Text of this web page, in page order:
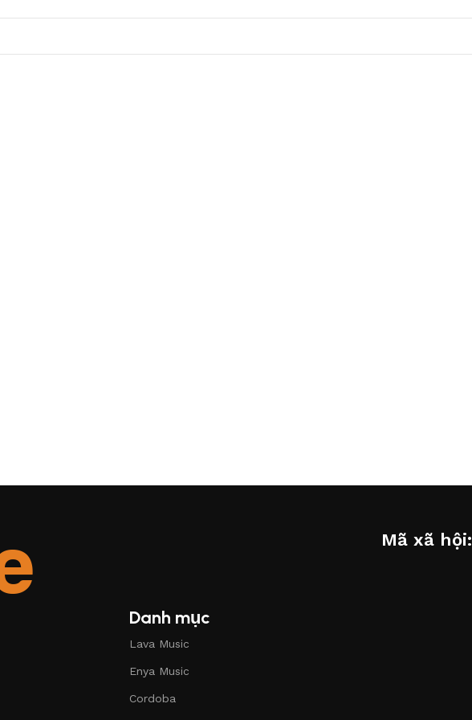
Danh mục
Lava Music
Enya Music
Cordoba
Mã xã hội: